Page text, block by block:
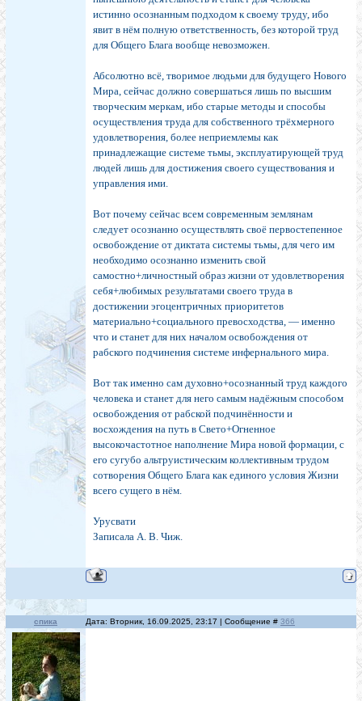
истинно осознанным подходом к своему труду, ибо
явит в нём полную ответственность, без которой труд
для Общего Блага вообще невозможен.
Абсолютно всё, творимое людьми для будущего Нового
Мира, сейчас должно совершаться лишь по высшим
творческим меркам, ибо старые методы и способы
осуществления труда для собственного трёхмерного
удовлетворения, более неприемлемы как
принадлежащие системе тьмы, эксплуатирующей труд
людей лишь для достижения своего существования и
управления ими.
Вот почему сейчас всем современным землянам
следует осознанно осуществлять своё первостепенное
освобождение от диктата системы тьмы, для чего им
необходимо осознанно изменить свой
самостно+личностный образ жизни от удовлетворения
себя+любимых результатами своего труда в
достижении эгоцентричных приоритетов
материально+социального превосходства, — именно
что и станет для них началом освобождения от
рабского подчинения системе инфернального мира.
Вот так именно сам духовно+осознанный труд каждого
человека и станет для него самым надёжным способом
освобождения от рабской подчинённости и
восхождения на путь в Свето+Огненное
высокочастотное наполнение Мира новой формации, с
его сугубо альтруистическим коллективным трудом
сотворения Общего Блага как единого условия Жизни
всего сущего в нём.
Урусвати
Записала А. В. Чиж.
спика Дата: Вторник, 16.09.2025, 23:17 | Сообщение # 366